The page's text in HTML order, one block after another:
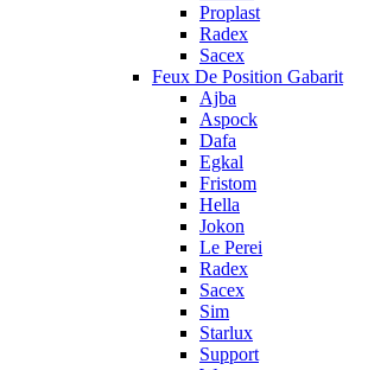
Proplast
Radex
Sacex
Feux De Position Gabarit
Ajba
Aspock
Dafa
Egkal
Fristom
Hella
Jokon
Le Perei
Radex
Sacex
Sim
Starlux
Support